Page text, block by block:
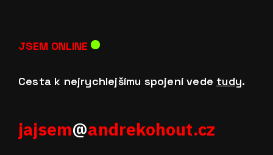
JSEM ONLINE
Cesta k nejrychlejšímu spojení vede tudy.
jajsem@andrekohout.cz